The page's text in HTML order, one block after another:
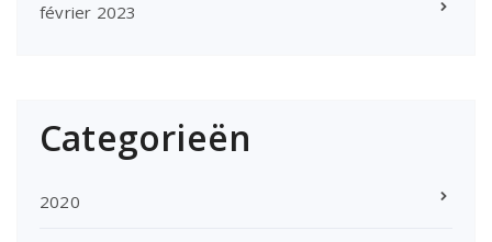
février 2023
Categorieën
2020